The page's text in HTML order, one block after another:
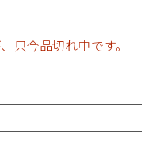
只今品切れ中です。